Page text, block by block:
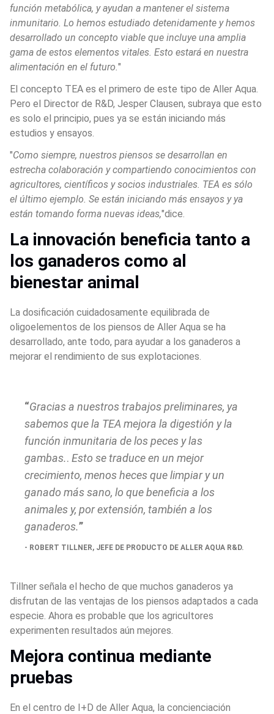
función metabólica, y ayudan a mantener el sistema
inmunitario. Lo hemos estudiado detenidamente y hemos
desarrollado un concepto viable que incluye una amplia
gama de estos elementos vitales. Esto estará en nuestra
alimentación en el futuro."
El concepto TEA es el primero de este tipo de Aller Aqua.
Pero el Director de R&D, Jesper Clausen, subraya que esto
es solo el principio, pues ya se están iniciando más
estudios y ensayos.
"Como siempre, nuestros piensos se desarrollan en
estrecha colaboración y compartiendo conocimientos con
agricultores, científicos y socios industriales. TEA es sólo
el último ejemplo. Se están iniciando más ensayos y ya
están tomando forma nuevas ideas,"dice.
La innovación beneficia tanto a
los ganaderos como al
bienestar animal
La dosificación cuidadosamente equilibrada de
oligoelementos de los piensos de Aller Aqua se ha
desarrollado, ante todo, para ayudar a los ganaderos a
mejorar el rendimiento de sus explotaciones.
Gracias a nuestros trabajos preliminares, ya
sabemos que la TEA mejora la digestión y la
función inmunitaria de los peces y las
gambas.. Esto se traduce en un mejor
crecimiento, menos heces que limpiar y un
ganado más sano, lo que beneficia a los
animales y, por extensión, también a los
ganaderos.
ROBERT TILLNER, JEFE DE PRODUCTO DE ALLER AQUA R&D.
Tillner señala el hecho de que muchos ganaderos ya
disfrutan de las ventajas de los piensos adaptados a cada
especie. Ahora es probable que los agricultores
experimenten resultados aún mejores.
Mejora continua mediante
pruebas
En el centro de I+D de Aller Aqua, la concienciación